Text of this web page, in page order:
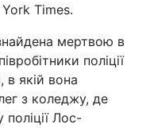
Times.
мертвою в
поліції
в якій вона
з коледжу, де
Лос-